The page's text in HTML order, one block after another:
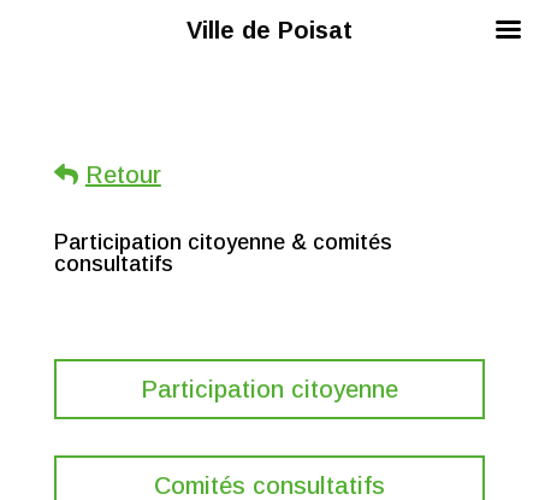
Retour
Participation citoyenne & comités
consultatifs
Participation citoyenne
Comités consultatifs
Ville de Poisat